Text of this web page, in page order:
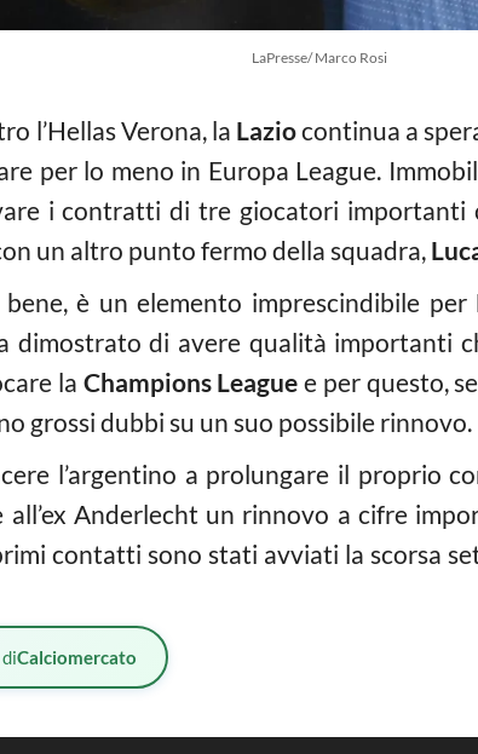
LaPresse/ Marco Rosi
l’Hellas Verona, la Laziocontinua a
per lo meno in Europa League.
i contratti di tre giocatori importanti
un altro punto fermo della squadra,
bene, è un elemento imprescindibile per
dimostrato di avere qualità importanti
la Champions League e per questo,
grossi dubbi su un suo possibile rinnovo.
l’argentino a prolungare il proprio
Anderlecht un rinnovo a cifre
contatti sono stati avviati la scorsa
Calciomercato